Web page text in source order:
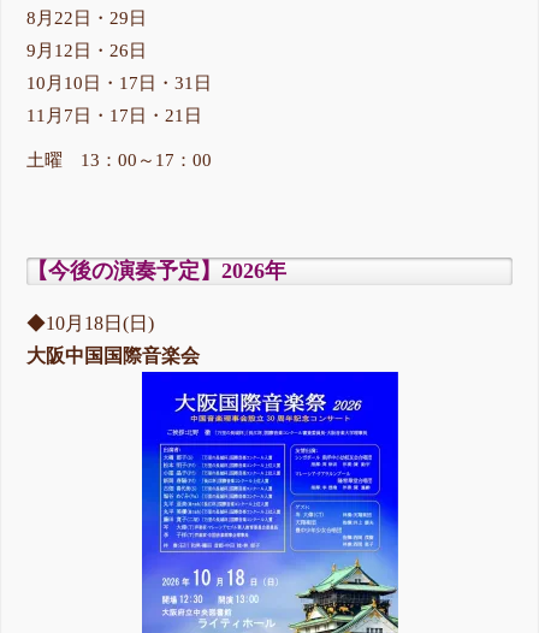
8月22日・29日
9月12日・26日
10月10日・17日・31日
11月7日・17日・21日
土曜 13：00～17：00
【今後の演奏予定】2026年
◆10月18日(日)
大阪中国国際音楽会